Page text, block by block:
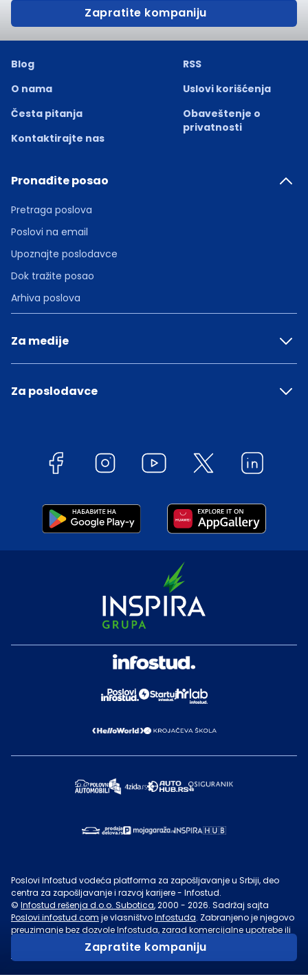
Zapratite kompaniju
Zapratite kompaniju
Blog
O nama
Česta pitanja
Kontaktirajte nas
RSS
Uslovi korišćenja
Obaveštenje o
privatnosti
Pronađite posao
Pretraga poslova
Poslovi na email
Upoznajte poslodavce
Dok tražite posao
Arhiva poslova
Za medije
Za poslodavce
Poslovi Infostud vodeća platforma za zapošljavanje u Srbiji, deo
centra za zapošljavanje i razvoj karijere - Infostud.
© Infostud rešenja d.o.o. Subotica, 2000 - 2026. Sadržaj sajta
Poslovi.infostud.com je vlasništvoInfostuda. Zabranjeno je njegovo
preuzimanje bez dozvoleInfostuda, zarad komercijalne upotrebe ili
u druge svrhe, osim za lične potrebe posetilaca sajta.